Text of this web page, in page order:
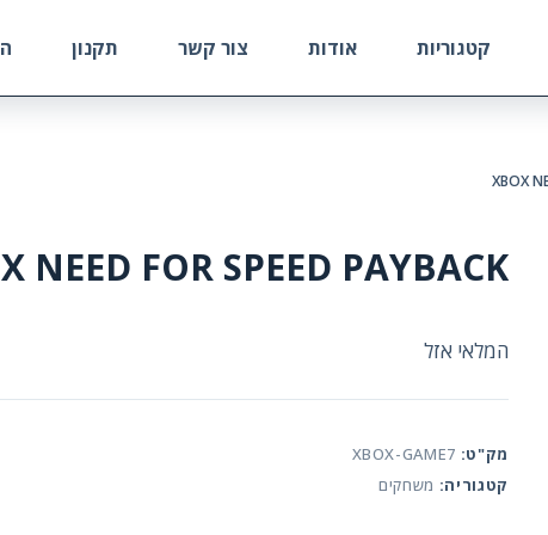
קטגוריות אודות צור קשר תקנון
XBOX
NEED FOR SPEED PAYBACK
המלאי אזל
מק"ט: XBOX-GAME7
קטגוריה: משחקים